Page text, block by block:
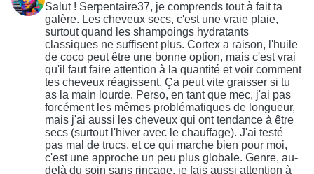
Salut ! Serpentaire37, je comprends tout à fait ta
galère. Les cheveux secs, c'est une vraie plaie,
surtout quand les shampoings hydratants
classiques ne suffisent plus. Cortex a raison, l'huile
de coco peut être une bonne option, mais c'est vrai
qu'il faut faire attention à la quantité et voir comment
tes cheveux réagissent. Ça peut vite graisser si tu
as la main lourde. Perso, en tant que mec, j'ai pas
forcément les mêmes problématiques de longueur,
mais j'ai aussi les cheveux qui ont tendance à être
secs (surtout l'hiver avec le chauffage). J'ai testé
pas mal de trucs, et ce qui marche bien pour moi,
c'est une approche un peu plus globale. Genre, au-
delà du soin sans rinçage, je fais aussi attention à